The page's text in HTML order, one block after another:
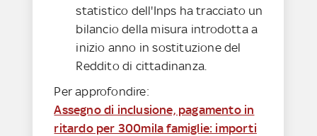
statistico dell'Inps ha tracciato un
bilancio della misura introdotta a
inizio anno in sostituzione del
Reddito di cittadinanza.
Per approfondire:
Assegno di inclusione, pagamento in
ritardo per 300mila famiglie: importi